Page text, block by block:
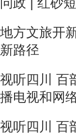
地方文旅开
新路径
视听四川 百
播电视和网
视听四川 百